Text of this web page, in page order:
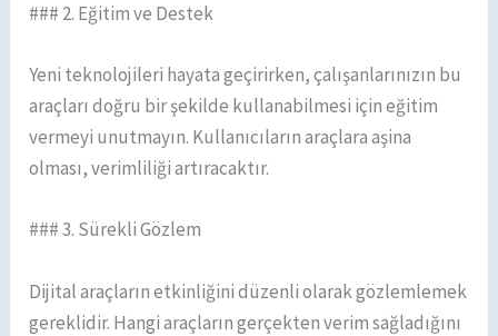
### 2. Eğitim ve Destek
Yeni teknolojileri hayata geçirirken, çalışanlarınızın bu
araçları doğru bir şekilde kullanabilmesi için eğitim
vermeyi unutmayın. Kullanıcıların araçlara aşina
olması, verimliliği artıracaktır.
### 3. Sürekli Gözlem
Dijital araçların etkinliğini düzenli olarak gözlemlemek
gereklidir. Hangi araçların gerçekten verim sağladığını